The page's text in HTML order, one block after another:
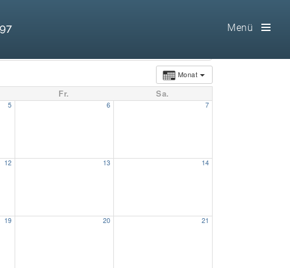
Menü
Monat
Fr. Sa.
5 6 7
12 13 14
19 20 21